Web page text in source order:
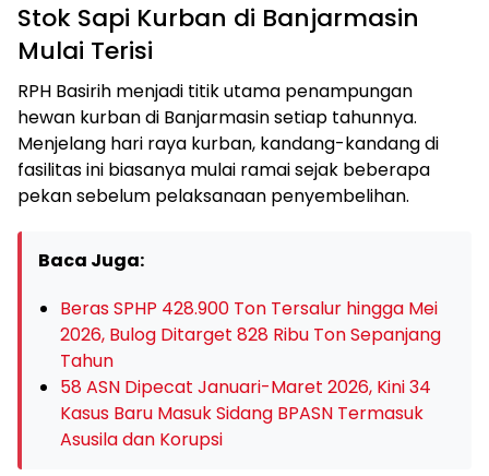
Stok Sapi Kurban di Banjarmasin
Mulai Terisi
RPH Basirih menjadi titik utama penampungan
hewan kurban di Banjarmasin setiap tahunnya.
Menjelang hari raya kurban, kandang-kandang di
fasilitas ini biasanya mulai ramai sejak beberapa
pekan sebelum pelaksanaan penyembelihan.
Baca Juga:
Beras SPHP 428.900 Ton Tersalur hingga Mei
2026, Bulog Ditarget 828 Ribu Ton Sepanjang
Tahun
58 ASN Dipecat Januari-Maret 2026, Kini 34
Kasus Baru Masuk Sidang BPASN Termasuk
Asusila dan Korupsi